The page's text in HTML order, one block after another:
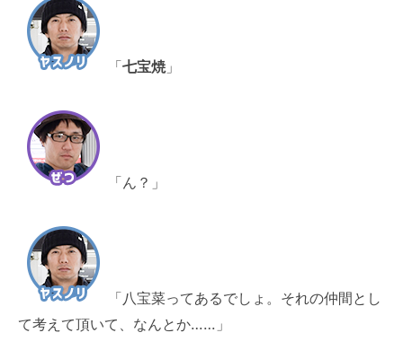
「七宝焼」
「ん？」
「八宝菜ってあるでしょ。それの仲間とし
て考えて頂いて、なんとか……」